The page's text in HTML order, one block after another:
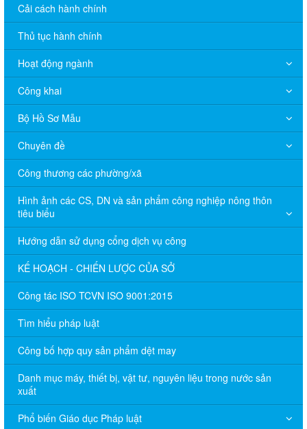
Cải cách hành chính
Thủ tục hành chính
Hoạt động ngành
Công khai
Bộ Hồ Sơ Mẫu
Chuyên đề
Công thương các phường/xã
Hình ảnh các CS, DN và sản phẩm công nghiệp nông thôn
tiêu biểu
Hướng dẫn sử dụng cổng dịch vụ công
KẾ HOẠCH - CHIẾN LƯỢC CỦA SỞ
Công tác ISO TCVN ISO 9001:2015
Tìm hiểu pháp luật
Công bố hợp quy sản phẩm dệt may
Danh mục máy, thiết bị, vật tư, nguyên liệu trong nước sản
xuất
Phổ biến Giáo dục Pháp luật